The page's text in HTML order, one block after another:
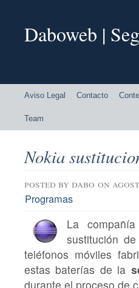
Daboweb |
Aviso Legal Contacto
Team
Nokia
posted by dabo on
Programas
La
sustitución
teléfonos móviles
estas baterías de la
durante el proceso de